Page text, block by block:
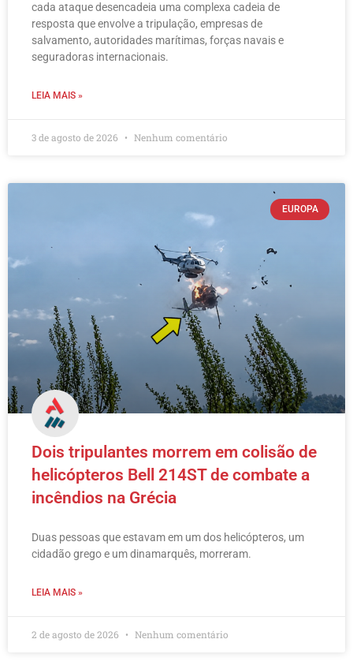
cada ataque desencadeia uma complexa cadeia de
resposta que envolve a tripulação, empresas de
salvamento, autoridades marítimas, forças navais e
seguradoras internacionais.
LEIA MAIS »
3 de agosto de 2026 Nenhum comentário
EUROPA
Dois tripulantes morrem em colisão de
helicópteros Bell 214ST de combate a
incêndios na Grécia
Duas pessoas que estavam em um dos helicópteros, um
cidadão grego e um dinamarquês, morreram.
LEIA MAIS »
2 de agosto de 2026 Nenhum comentário